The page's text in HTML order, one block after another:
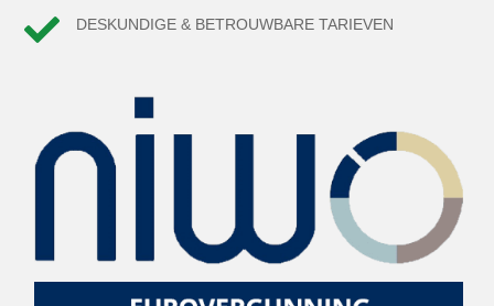
 DESKUNDIGE & BETROUWBARE TARIEVEN